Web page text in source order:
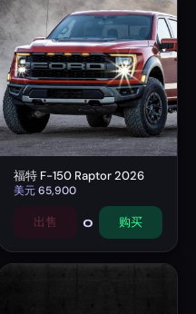
福特 F-150 Raptor 2026
美元65,900
出售 0 购买